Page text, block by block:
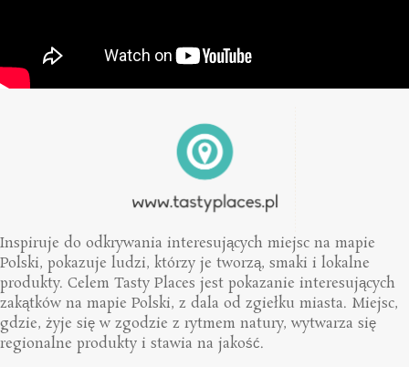
Inspiruje do odkrywania interesujących miejsc na mapie
Polski, pokazuje ludzi, którzy je tworzą, smaki i lokalne
produkty. Celem Tasty Places jest pokazanie interesujących
zakątków na mapie Polski, z dala od zgiełku miasta. Miejsc,
gdzie, żyje się w zgodzie z rytmem natury, wytwarza się
regionalne produkty i stawia na jakość.